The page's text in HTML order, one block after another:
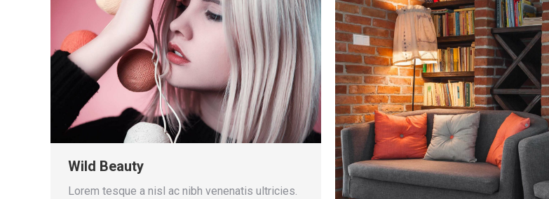
Wild Beauty
Lorem tesque a nisl ac nibh venenatis ultricies.